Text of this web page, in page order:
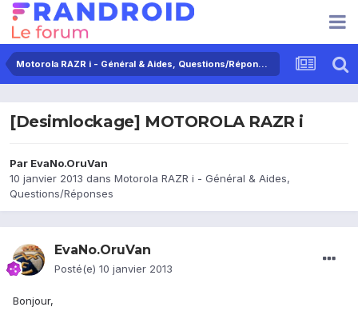
Motorola RAZR i - Général & Aides, Questions/Réponses
[Desimlockage] MOTOROLA RAZR i
Par EvaNo.OruVan
10 janvier 2013 dans Motorola RAZR i - Général & Aides,
Questions/Réponses
EvaNo.OruVan
Posté(e) 10 janvier 2013
Bonjour,